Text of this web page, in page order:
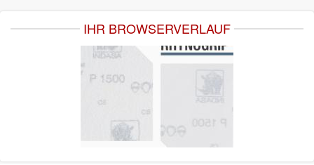
IHR BROWSERVERLAUF